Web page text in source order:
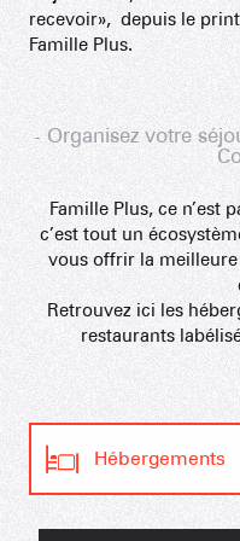
recevoir», depuis le
Famille Plus.
- Organisez votre
Famille Plus, ce n’est
c’est tout un
vous offrir la
Retrouvez ici les
restaurants
Hébergements
Restaurants